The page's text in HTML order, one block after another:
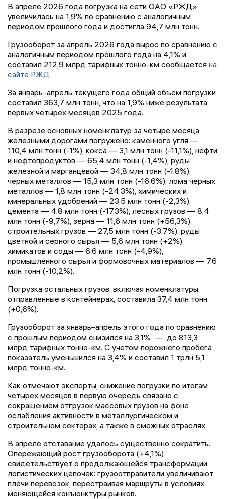
В апреле 2026 года погрузка на сети ОАО «РЖД»
увеличилась на 1,9% по сравнению с аналогичным
периодом прошлого года и достигла 94,7 млн тонн.
Грузооборот за апрель 2026 года вырос по сравнению с
аналогичным периодом прошлого года на 4,1% и
составил 212,9 млрд тарифных тонно-км сообщается на
сайте РЖД.
За январь–апрель текущего года общий объем погрузки
составил 363,7 млн тонн, что на 1,9% ниже результата
первых четырех месяцев 2025 года.
В разрезе основных номенклатур за четыре месяца
железными дорогами погружено: каменного угля —
110,4 млн тонн (-1%), кокса — 3,1 млн тонн (-11,1%), нефти
и нефтепродуктов — 65,4 млн тонн (-1,4%), руды
железной и марганцевой — 34,8 млн тонн (-1,8%),
черных металлов — 15,3 млн тонн (-16,6%), лома черных
металлов — 1,8 млн тонн (-24,3%), химических и
минеральных удобрений — 23,5 млн тонн (-2,3%),
цемента — 4,8 млн тонн (-17,3%), лесных грузов — 8,4
млн тонн (-9,7%), зерна — 11,6 млн тонн (+56,3%),
строительных грузов — 27,5 млн тонн (-3,7%), руды
цветной и серного сырья — 5,6 млн тонн (+2%),
химикатов и соды — 6,6 млн тонн (-4,9%),
промышленного сырья и формовочных материалов — 7,6
млн тонн (-10,2%).
Погрузка остальных грузов, включая номенклатуры,
отправленные в контейнерах, составила 37,4 млн тонн
(+0,6%).
Грузооборот за январь–апрель этого года по сравнению
с прошлым периодом снизился на 3,1% — до 813,3
млрд тарифных тонно-км. С учетом порожнего пробега
показатель уменьшился на 3,4% и составил 1 трлн 5,1
млрд тонно-км.
Как отмечают эксперты, снижение погрузки по итогам
четырех месяцев в первую очередь связано с
сокращением отгрузок массовых грузов на фоне
ослабления активности в металлургическом и
строительном секторах, а также в смежных отраслях.
В апреле отставание удалось существенно сократить.
Опережающий рост грузооборота (+4,1%)
свидетельствует о продолжающейся трансформации
логистических цепочек: грузоотправители увеличивают
плечи перевозок, перестраивая маршруты в условиях
меняющейся конъюнктуры рынков.